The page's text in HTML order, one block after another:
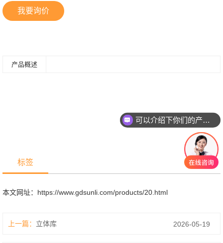
我要询价
产品概述
标签
本文网址： https://www.gdsunli.com/products/20.html
上一篇： 立体库 2026-05-19
可以介绍下你们的产品么？